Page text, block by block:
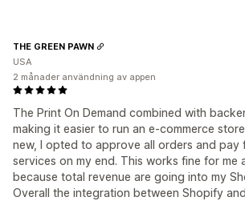
The Print On Demand combined with
making it easier to run an e-commerce
new, I opted to approve all orders and pay
services on my end. This works fine for me
because total revenue are going into my
Overall the integration between Shopify
THE GREEN PAWN
USA
2 månader användning av appen